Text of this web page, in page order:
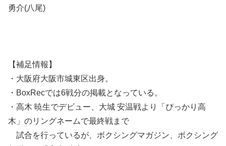
勇介(八尾)
【補足情報】
・大阪府大阪市城東区出身。
・BoxRecでは6戦分の掲載となっている。
・高木 暁生でデビュー、大城 安温戦より「ぴっかり高
木」のリングネームで最終戦まで
試合を行っているが、ボクシングマガジン、ボクシング